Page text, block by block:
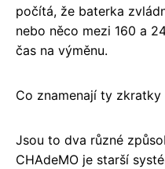
počítá, že baterka
nebo něco mezi 160 a
čas na výměnu.
Co znamenají ty zkratky
Jsou to dva různé
CHAdeMO je starší